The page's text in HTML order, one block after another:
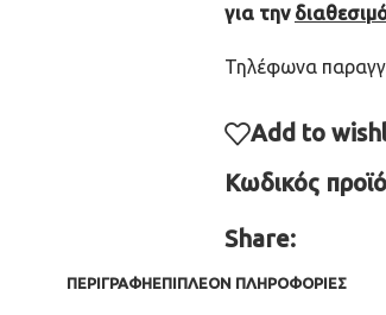
για την
Τηλέφωνα
Add to
Κωδικός
Share:
ΠΕΡΙΓΡΑΦΉΕΠΙΠΛΈΟΝ ΠΛΗΡΟΦΟΡΊΕΣ